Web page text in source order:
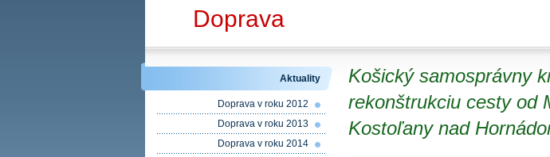
Doprava
Košický samosprávny
rekonštrukciu cesty od
Kostoľany nad
Aktuality
Doprava v roku 2012
Doprava v roku 2013
Doprava v roku 2014